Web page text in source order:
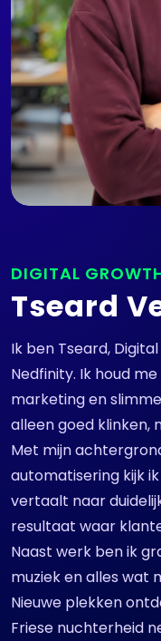
DIGITAL
Tseard
Ik ben Tseard,
Nedfinity. Ik houd
marketing en
alleen goed klinken,
Met mijn
automatisering kijk
vertaalt naar
resultaat waar
Naast werk ben ik
muziek en alles wat
Nieuwe plekken
Friese nuchterheid